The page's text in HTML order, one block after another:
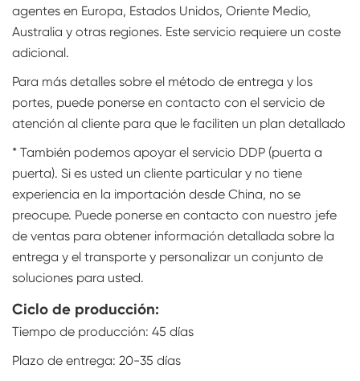
agentes en Europa, Estados Unidos, Oriente Medio,
Australia y otras regiones. Este servicio requiere un coste
adicional.
Para más detalles sobre el método de entrega y los
portes, puede ponerse en contacto con el servicio de
atención al cliente para que le faciliten un plan detallado
* También podemos apoyar el servicio DDP (puerta a
puerta). Si es usted un cliente particular y no tiene
experiencia en la importación desde China, no se
preocupe. Puede ponerse en contacto con nuestro jefe
de ventas para obtener información detallada sobre la
entrega y el transporte y personalizar un conjunto de
soluciones para usted.
Ciclo de producción:
Tiempo de producción: 45 días
Plazo de entrega: 20-35 días